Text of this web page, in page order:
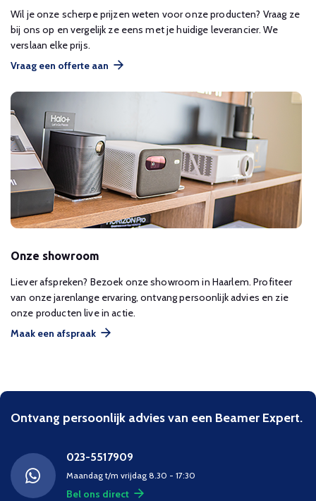
Wil je onze scherpe prijzen weten voor onze producten? Vraag ze
bij ons op en vergelijk ze eens met je huidige leverancier. We
verslaan elke prijs.
Vraag een offerte aan
Onze showroom
Liever afspreken? Bezoek onze showroom in Haarlem. Profiteer
van onze jarenlange ervaring, ontvang persoonlijk advies en zie
onze producten live in actie.
Maak een afspraak
Ontvang persoonlijk advies van een Beamer Expert.
023-5517909
Maandag t/m vrijdag 8.30 - 17:30
Bel ons direct